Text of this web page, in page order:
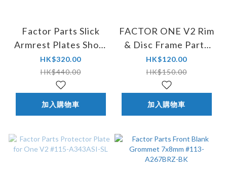
Factor Parts Slick
Armrest Plates Short
#R00-FDA269BAE-
BK
HK$320.00
HK$440.00
加入購物車
FACTOR ONE V2 Rim
& Disc Frame Parts
Downtube protector
plate
HK$120.00
HK$150.00
加入購物車